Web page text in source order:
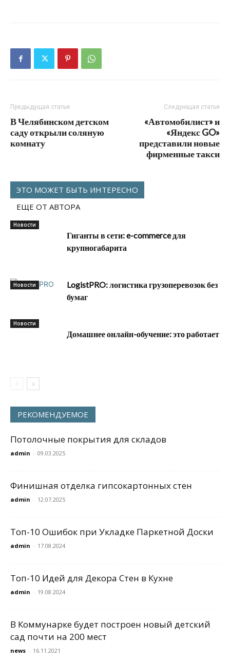
Предыдущая статья
В Челябинском детском
саду открыли соляную
комнату
Следующая статья
«Автомобилист» и
«Яндекс GO»
представили новые
фирменные такси
ЭТО МОЖЕТ БЫТЬ ИНТЕРЕСНО
ЕЩЕ ОТ АВТОРА
Новости
Гиганты в сети: e-commerce для
крупногабарита
Новости
LogistPRO: логистика грузоперевозок без
бумаг
Новости
Домашнее онлайн-обучение: это работает
РЕКОМЕНДУЕМОЕ
Потолочные покрытия для складов
admin - 09.03.2025
Финишная отделка гипсокартонных стен
admin - 12.07.2025
Топ-10 Ошибок при Укладке Паркетной Доски
admin - 17.08.2024
Топ-10 Идей для Декора Стен в Кухне
admin - 19.08.2024
В Коммунарке будет построен новый детский
сад почти на 200 мест
news - 16.11.2021